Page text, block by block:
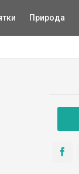
Природа